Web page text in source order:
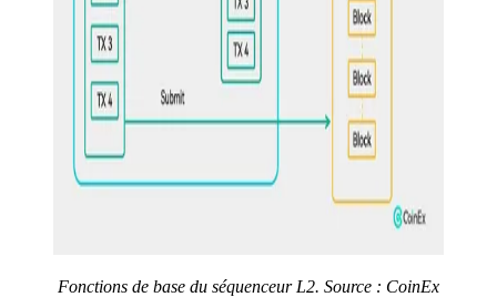
Fonctions de base du séquenceur L2. Source : CoinEx